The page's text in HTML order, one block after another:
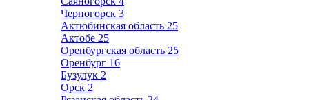
Черногорск 3
Актюбинская область 25
Актобе 25
Оренбургская область 25
Оренбург 16
Бузулук 2
Орск 2